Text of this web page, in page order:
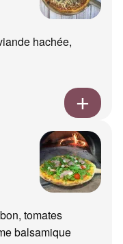
hachée,
tomates
balsamique